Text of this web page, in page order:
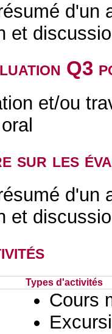
d'un
et
Q3
et/ou
sur les
d'un
et
Types d'activités
Cours